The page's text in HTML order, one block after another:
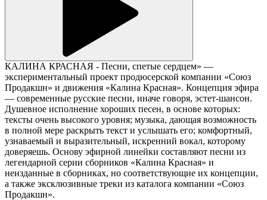
КАЛИНА КРАСНАЯ - Песни, спетые сердцем» —
экспериментальный проект продюсерской компании «Союз
Продакшн» и движения «Калина Красная». Концепция эфира
— современные русские песни, иначе говоря, эстет-шансон.
Душевное исполнение хороших песен, в основе которых:
тексты очень высокого уровня; музыка, дающая возможность
в полной мере раскрыть текст и услышать его; комфортный,
узнаваемый и выразительный, искренний вокал, которому
доверяешь. Основу эфирной линейки составляют песни из
легендарной серии сборников «Калина Красная» и
неизданные в сборниках, но соответствующие их концепции,
а также эксклюзивные треки из каталога компании «Союз
Продакшн».